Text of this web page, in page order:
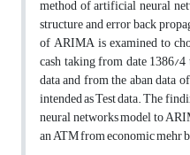
method of artificial neural
structure and error back
of ARIMA is examined to
cash taking from date 1386/
data and from the aban data
intended as Test data. The
neural networks model to
an ATM from economic mehr